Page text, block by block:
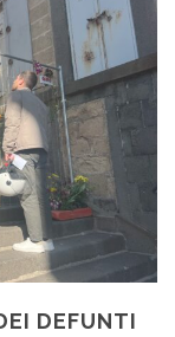
DEFUNTI